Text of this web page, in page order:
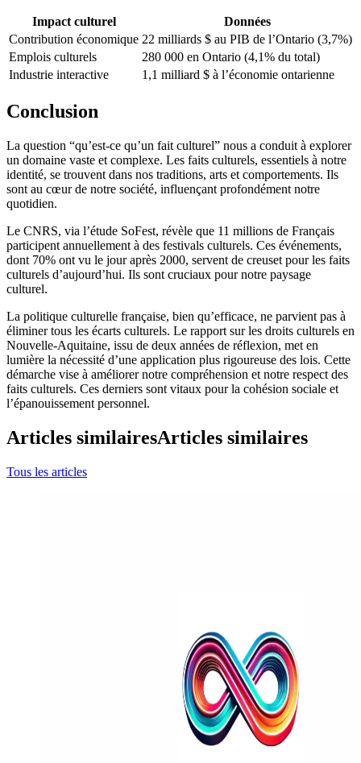
Impact culturel
Données
Contribution économique 22 milliards $ au PIB de l’Ontario (3,7%)
Emplois culturels
280 000 en Ontario (4,1% du total)
Industrie interactive
1,1 milliard $ à l’économie ontarienne
Conclusion
La question “qu’est-ce qu’un fait culturel” nous a conduit à explorer
un domaine vaste et complexe. Les faits culturels, essentiels à notre
identité, se trouvent dans nos traditions, arts et comportements. Ils
sont au cœur de notre société, influençant profondément notre
quotidien.
Le CNRS, via l’étude SoFest, révèle que 11 millions de Français
participent annuellement à des festivals culturels. Ces événements,
dont 70% ont vu le jour après 2000, servent de creuset pour les faits
culturels d’aujourd’hui. Ils sont cruciaux pour notre paysage
culturel.
La politique culturelle française, bien qu’efficace, ne parvient pas à
éliminer tous les écarts culturels. Le rapport sur les droits culturels en
Nouvelle-Aquitaine, issu de deux années de réflexion, met en
lumière la nécessité d’une application plus rigoureuse des lois. Cette
démarche vise à améliorer notre compréhension et notre respect des
faits culturels. Ces derniers sont vitaux pour la cohésion sociale et
l’épanouissement personnel.
Articles similairesArticles similaires
Tous les articles